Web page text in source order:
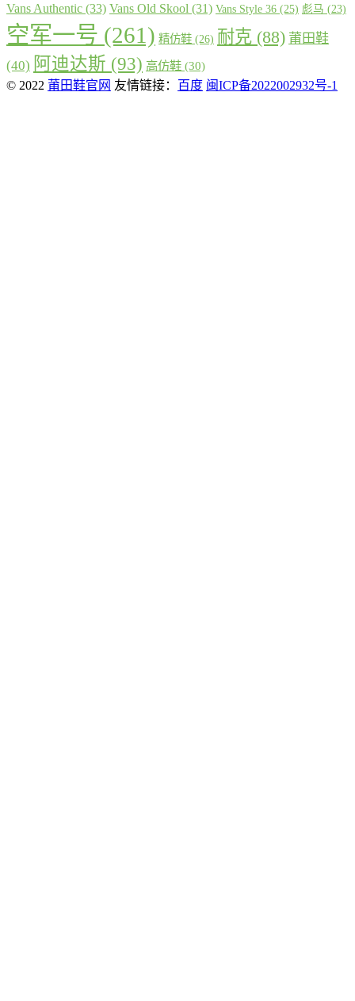
Vans Authentic (33) Vans Old Skool (31) Vans Style 36 (25) 彪马 (23)
空军一号 (261) 精仿鞋 (26) 耐克 (88) 莆田鞋
(40) 阿迪达斯 (93) 高仿鞋 (30)
© 2022 莆田鞋官网 友情链接： 百度 闽ICP备2022002932号-1